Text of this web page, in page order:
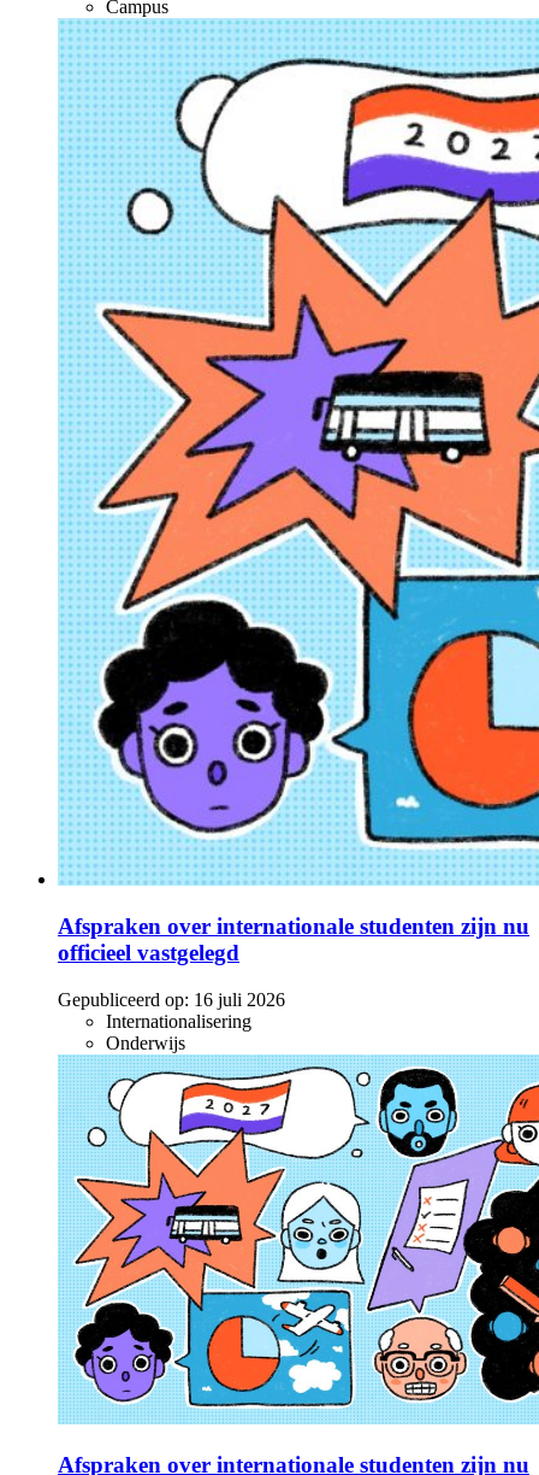
Campus
Afspraken over internationale studenten zijn nu
officieel vastgelegd
Gepubliceerd op: 16 juli 2026
Internationalisering
Onderwijs
Afspraken over internationale studenten zijn nu